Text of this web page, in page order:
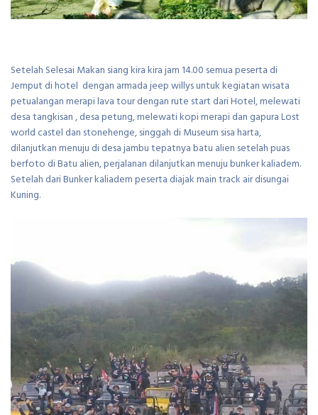
Setelah Selesai Makan siang kira kira jam 14.00 semua peserta di
Jemput di hotel dengan armada jeep willys untuk kegiatan wisata
petualangan merapi lava tour dengan rute start dari Hotel, melewati
desa tangkisan , desa petung, melewati kopi merapi dan gapura Lost
world castel dan stonehenge, singgah di Museum sisa harta,
dilanjutkan menuju di desa jambu tepatnya batu alien setelah puas
berfoto di Batu alien, perjalanan dilanjutkan menuju bunker kaliadem.
Setelah dari Bunker kaliadem peserta diajak main track air disungai
Kuning.